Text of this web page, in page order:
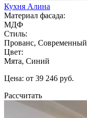
Кухня Алина
Материал фасада:
МДФ
Стиль:
Прованс, Современный
Цвет:
Мята, Синий
Цена: от 39 246 руб.
Рассчитать